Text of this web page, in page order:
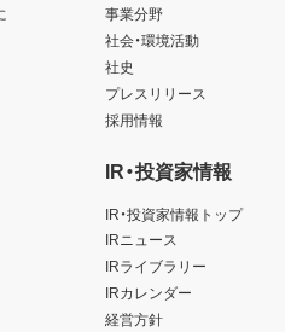
事業分野
社会・環境活動
社史
プレスリリース
採用情報
IR・投資家情報
IR・投資家情報トップ
IRニュース
IRライブラリー
IRカレンダー
経営方針